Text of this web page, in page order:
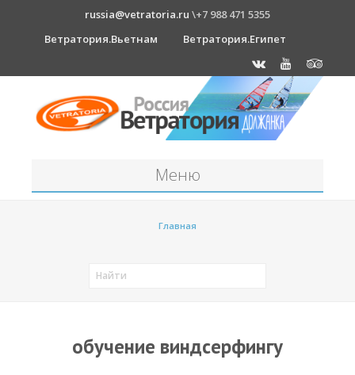
russia@vetratoria.ru \+7 988 471 5355
Ветратория.Вьетнам
Ветратория.Египет
Меню
Прогноз погоды
Главная
обучение виндсерфингу